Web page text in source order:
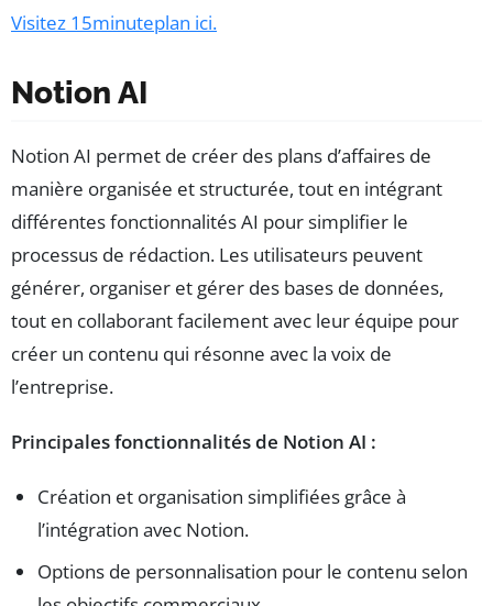
Visitez 15minuteplan ici.
Notion AI
Notion AI permet de créer des plans d’affaires de
manière organisée et structurée, tout en intégrant
différentes fonctionnalités AI pour simplifier le
processus de rédaction. Les utilisateurs peuvent
générer, organiser et gérer des bases de données,
tout en collaborant facilement avec leur équipe pour
créer un contenu qui résonne avec la voix de
l’entreprise.
Principales fonctionnalités de Notion AI :
Création et organisation simplifiées grâce à
l’intégration avec Notion.
Options de personnalisation pour le contenu selon